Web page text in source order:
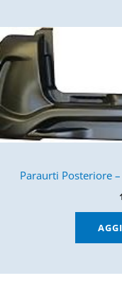
Paraurti Posteriore